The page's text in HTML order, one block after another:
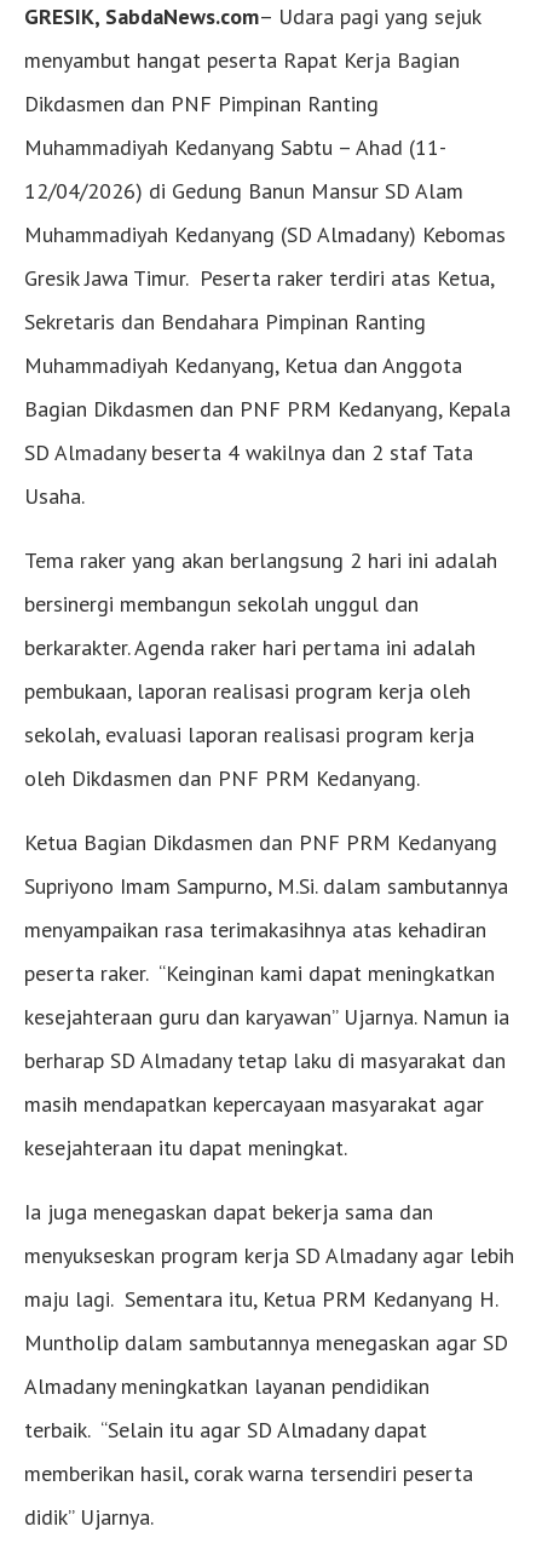
GRESIK, SabdaNews.com– Udara pagi yang sejuk
menyambut hangat peserta Rapat Kerja Bagian
Dikdasmen dan PNF Pimpinan Ranting
Muhammadiyah Kedanyang Sabtu – Ahad (11-
12/04/2026) di Gedung Banun Mansur SD Alam
Muhammadiyah Kedanyang (SD Almadany) Kebomas
Gresik Jawa Timur. Peserta raker terdiri atas Ketua,
Sekretaris dan Bendahara Pimpinan Ranting
Muhammadiyah Kedanyang, Ketua dan Anggota
Bagian Dikdasmen dan PNF PRM Kedanyang, Kepala
SD Almadany beserta 4 wakilnya dan 2 staf Tata
Usaha.
Tema raker yang akan berlangsung 2 hari ini adalah
bersinergi membangun sekolah unggul dan
berkarakter. Agenda raker hari pertama ini adalah
pembukaan, laporan realisasi program kerja oleh
sekolah, evaluasi laporan realisasi program kerja
oleh Dikdasmen dan PNF PRM Kedanyang.
Ketua Bagian Dikdasmen dan PNF PRM Kedanyang
Supriyono Imam Sampurno, M.Si. dalam sambutannya
menyampaikan rasa terimakasihnya atas kehadiran
peserta raker. “Keinginan kami dapat meningkatkan
kesejahteraan guru dan karyawan” Ujarnya. Namun ia
berharap SD Almadany tetap laku di masyarakat dan
masih mendapatkan kepercayaan masyarakat agar
kesejahteraan itu dapat meningkat.
Ia juga menegaskan dapat bekerja sama dan
menyukseskan program kerja SD Almadany agar lebih
maju lagi. Sementara itu, Ketua PRM Kedanyang H.
Muntholip dalam sambutannya menegaskan agar SD
Almadany meningkatkan layanan pendidikan
terbaik. “Selain itu agar SD Almadany dapat
memberikan hasil, corak warna tersendiri peserta
didik” Ujarnya.